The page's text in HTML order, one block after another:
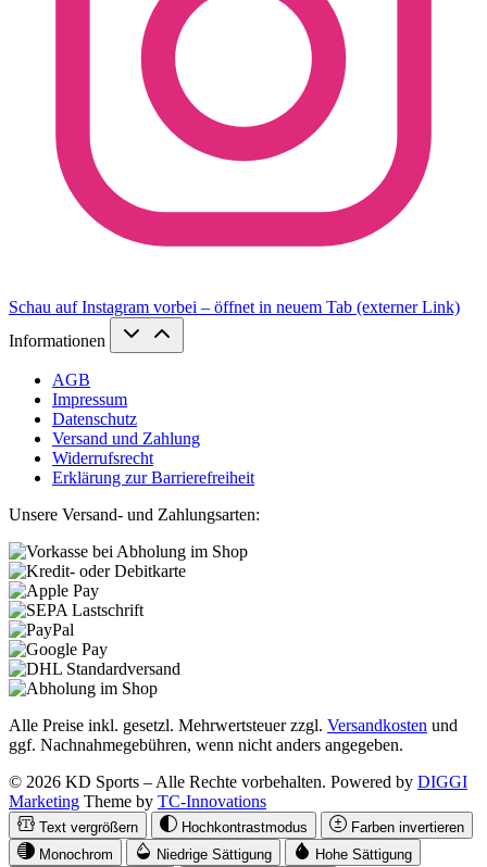
Schau auf Instagram vorbei – öffnet in neuem Tab (externer Link)
Informationen
AGB
Impressum
Datenschutz
Versand und Zahlung
Widerrufsrecht
Erklärung zur Barrierefreiheit
Unsere Versand- und Zahlungsarten:
Alle Preise inkl. gesetzl. Mehrwertsteuer zzgl. Versandkosten und
ggf. Nachnahmegebühren, wenn nicht anders angegeben.
© 2026 KD Sports – Alle Rechte vorbehalten. Powered by DIGGI
Marketing Theme by TC-Innovations
Text vergrößern Hochkontrastmodus
Farben invertieren
Monochrom
Niedrige Sättigung Hohe Sättigung